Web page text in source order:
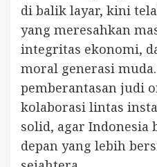
di balik layar, kini
yang meresahkan
integritas ekonomi,
moral generasi
pemberantasan judi
kolaborasi lintas
solid, agar Indonesia
depan yang lebih